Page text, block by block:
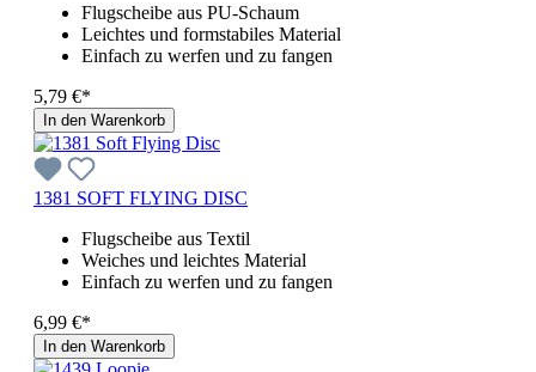
Flugscheibe aus PU-Schaum
Leichtes und formstabiles Material
Einfach zu werfen und zu fangen
5,79 €*
In den Warenkorb
1381 SOFT FLYING DISC
Flugscheibe aus Textil
Weiches und leichtes Material
Einfach zu werfen und zu fangen
6,99 €*
In den Warenkorb